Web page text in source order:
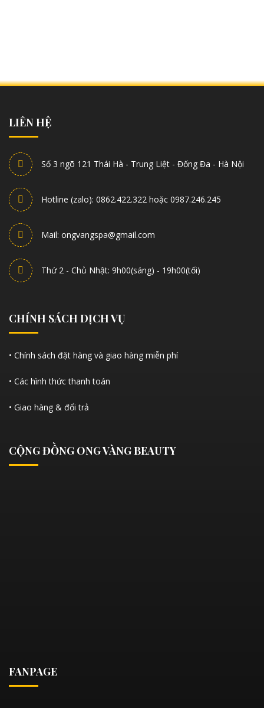
LIÊN HỆ
Số 3 ngõ 121 Thái Hà - Trung Liệt - Đống Đa - Hà Nội
Hotline (zalo): 0862.422.322 hoặc 0987.246.245
Mail: ongvangspa@gmail.com
Thứ 2 - Chủ Nhật: 9h00(sáng) - 19h00(tối)
CHÍNH SÁCH DỊCH VỤ
• Chính sách đặt hàng và giao hàng miễn phí
• Các hình thức thanh toán
• Giao hàng & đổi trả
CỘNG ĐỒNG ONG VÀNG BEAUTY
FANPAGE